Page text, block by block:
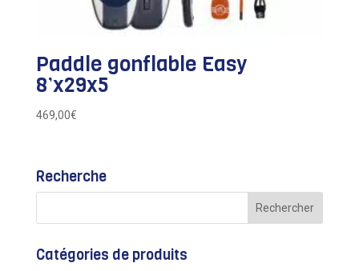
Paddle gonflable Easy
8’x29x5
469,00€
Recherche
Catégories de produits